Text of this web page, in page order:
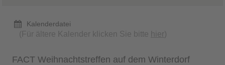
Kalenderdatei
(Für ältere Kalender klicken Sie bitte hier)
FACT Weihnachtstreffen auf dem Winterdorf